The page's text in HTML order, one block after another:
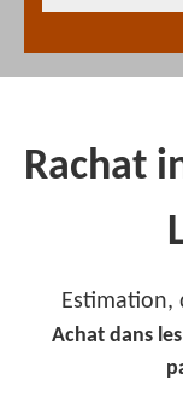
Rachat
Estimation,
Achat dans